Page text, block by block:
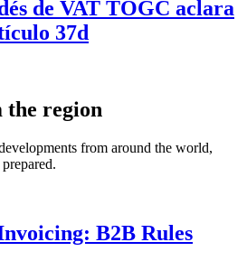
de VAT TOGC aclara
37d
the region
from around the world,
B2B Rules